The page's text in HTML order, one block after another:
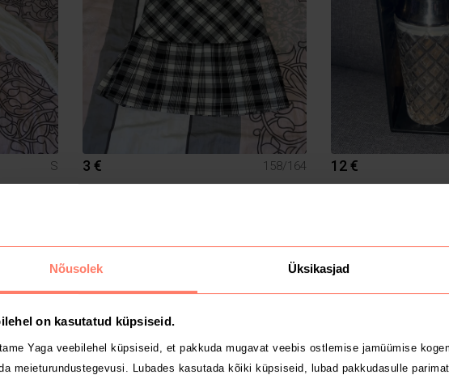
Nõusolek Üksikasjad
on kasutatud küpsiseid.
Yaga veebilehel küpsiseid, et pakkuda mugavat veebis ostlemise jamüümise
meieturundustegevusi. Lubades kasutada kõiki küpsiseid, lubad pakkudasulle
S 3 € 158/164 12 €